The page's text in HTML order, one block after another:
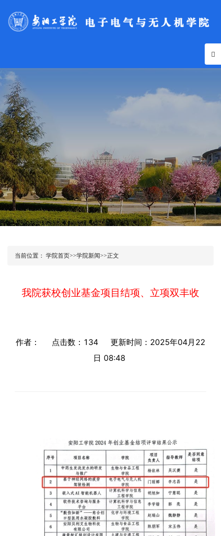
当前位置： 学院首页>>学院新闻>>正文
我院获校创业基金项目结项、立项双丰收
作者： 点击数： 134 更新时间：2025年04月22
日 08:48